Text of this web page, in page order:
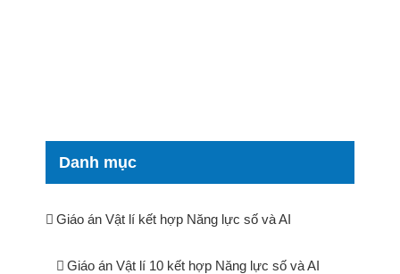
Danh mục
Giáo án Vật lí kết hợp Năng lực số và AI
Giáo án Vật lí 10 kết hợp Năng lực số và AI